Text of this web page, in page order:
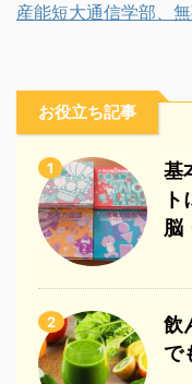
産能短大通信学部、
お役立ち記事
1
基
脳
2
飲
で